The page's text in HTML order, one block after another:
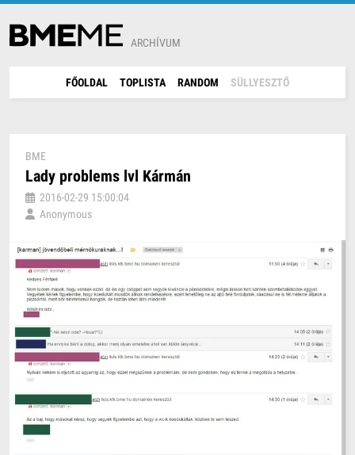
ARCHÍVUM
FŐOLDAL TOPLISTA RANDOM SÜLLYESZTŐ
BME
Lady problems lvl Kármán
2016-02-29 15:00:04
Anonymous